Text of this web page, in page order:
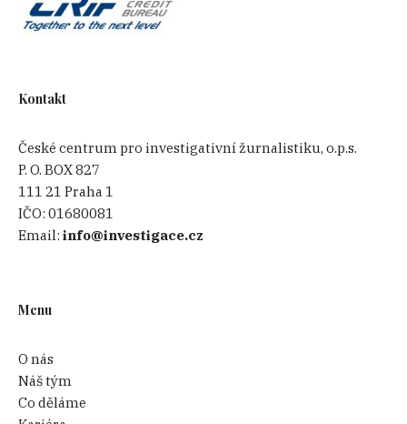
Kontakt
České centrum pro investigativní žurnalistiku, o.p.s.
P. O. BOX 827
111 21 Praha 1
IČO:01680081
Email:info@investigace.cz
Menu
O nás
Náš tým
Co děláme